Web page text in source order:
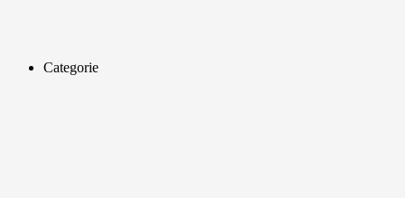
Categorie